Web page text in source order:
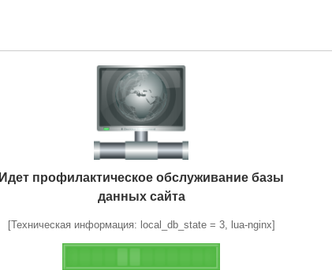
Идет профилактическое обслуживание базы
данных сайта
[Техническая информация: local_db_state = 3, lua-nginx]